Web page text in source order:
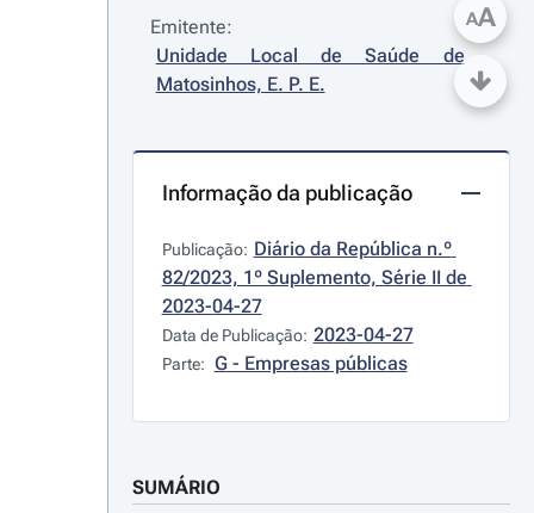
Emitente:
Unidade Local de Saúde de
Matosinhos, E. P. E.
Informação da publicação
Publicação: Diário da República n.º
82/2023, 1º Suplemento, Série II de
2023-04-27
Data de Publicação: 2023-04-27
Parte: G - Empresas públicas
SUMÁRIO
AA